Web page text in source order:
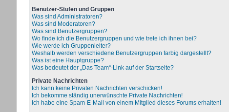
Benutzer-Stufen und Gruppen
Was sind Administratoren?
Was sind Moderatoren?
Was sind Benutzergruppen?
Wo finde ich die Benutzergruppen und wie trete ich ihnen bei?
Wie werde ich Gruppenleiter?
Weshalb werden verschiedene Benutzergruppen farbig dargestellt?
Was ist eine Hauptgruppe?
Was bedeutet der „Das Team“-Link auf der Startseite?
Private Nachrichten
Ich kann keine Privaten Nachrichten verschicken!
Ich bekomme ständig unerwünschte Private Nachrichten!
Ich habe eine Spam-E-Mail von einem Mitglied dieses Forums erhalten!